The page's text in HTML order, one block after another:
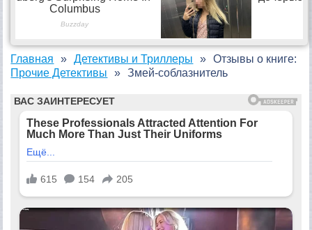
Главная
Детективы и Триллеры
Прочие Детективы
Отзывы о книге:
Змей-соблазнитель